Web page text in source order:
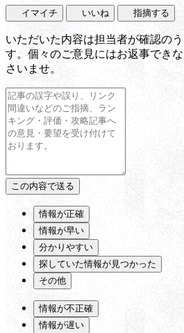
イマイチ いいね 指摘する
いただいた内容は担当者が確認の
す。個々のご意見にはお返事でき
さいませ。
情報が正確
情報が早い
分かりやすい
探していた情報が見つかった
その他
情報が不正確
情報が遅い